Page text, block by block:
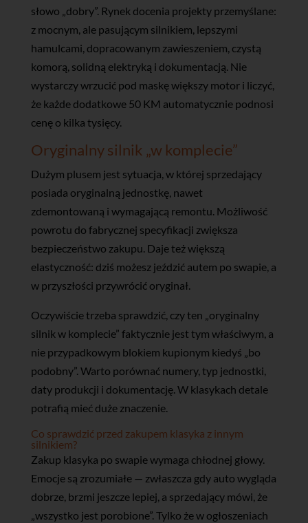
słowo „dobry”. Rynek docenia projekty przemyślane:
z mocnym, ale pasującym silnikiem, lepszymi
hamulcami, dopracowanym zawieszeniem, czystą
komorą, solidną elektryką i dokumentacją. Nie
wystarczy wrzucić pod maskę większy motor i liczyć,
że każde dodatkowe 50 KM automatycznie podnosi
cenę o kilka tysięcy.
Oryginalny silnik „w komplecie”
Dużym plusem jest sytuacja, w której sprzedający
posiada oryginalną jednostkę, nawet
zdemontowaną i wymagającą remontu. Możliwość
powrotu do fabrycznej specyfikacji zwiększa
bezpieczeństwo zakupu. Daje też większą
elastyczność: dziś możesz jeździć autem po swapie, a
w przyszłości przywrócić oryginał.
Oczywiście trzeba sprawdzić, czy ten „oryginalny
silnik w komplecie” faktycznie jest tym właściwym, a
nie przypadkowym blokiem kupionym kiedyś „bo
podobny”. Warto porównać numery, typ jednostki,
daty produkcji i dokumentację. W klasykach detale
potrafią mieć duże znaczenie.
Co sprawdzić przed zakupem klasyka z innym
silnikiem?
Zakup klasyka po swapie wymaga chłodnej głowy.
Emocje są zrozumiałe — zwłaszcza gdy auto wygląda
dobrze, brzmi jeszcze lepiej, a sprzedający mówi, że
„wszystko jest porobione”. Tylko że w ogłoszeniach